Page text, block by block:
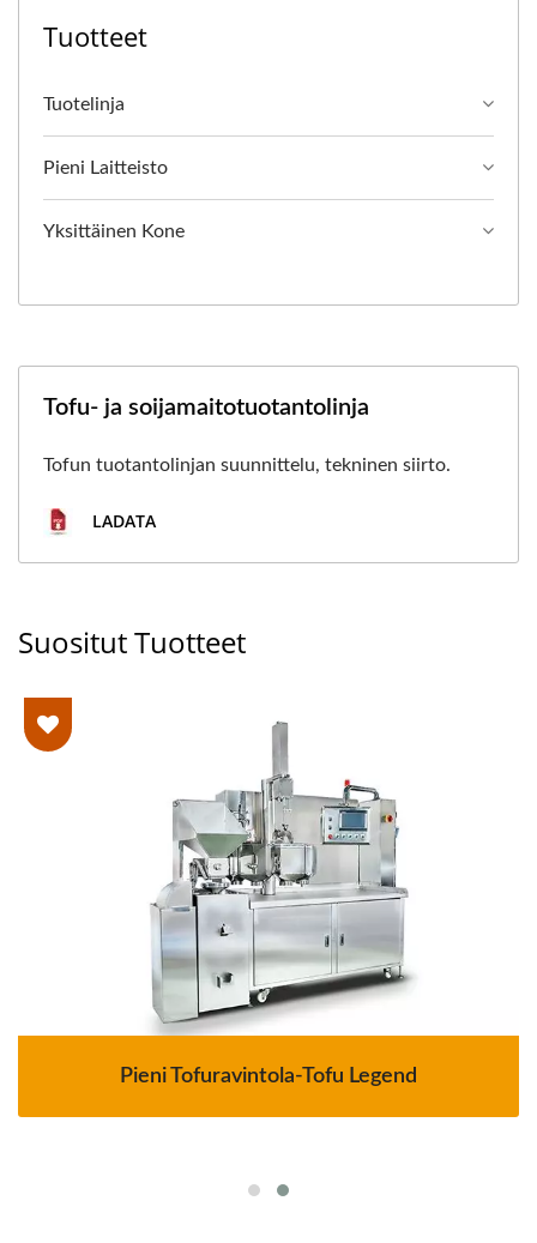
Tuotteet
Tuotelinja
Pieni Laitteisto
Yksittäinen Kone
Tofu- ja soijamaitotuotantolinja
Tofun tuotantolinjan suunnittelu, tekninen siirto.
LADATA
Suositut Tuotteet
Pieni Tofuravintola-Tofu Legend